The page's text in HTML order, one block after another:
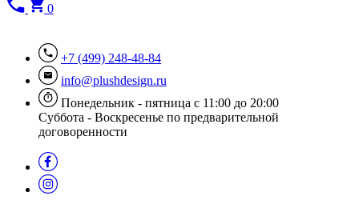
0
+7 (499) 248-48-84
info@plushdesign.ru
Понедельник - пятница с 11:00 до 20:00
Суббота - Воскресенье по предварительной
договоренности